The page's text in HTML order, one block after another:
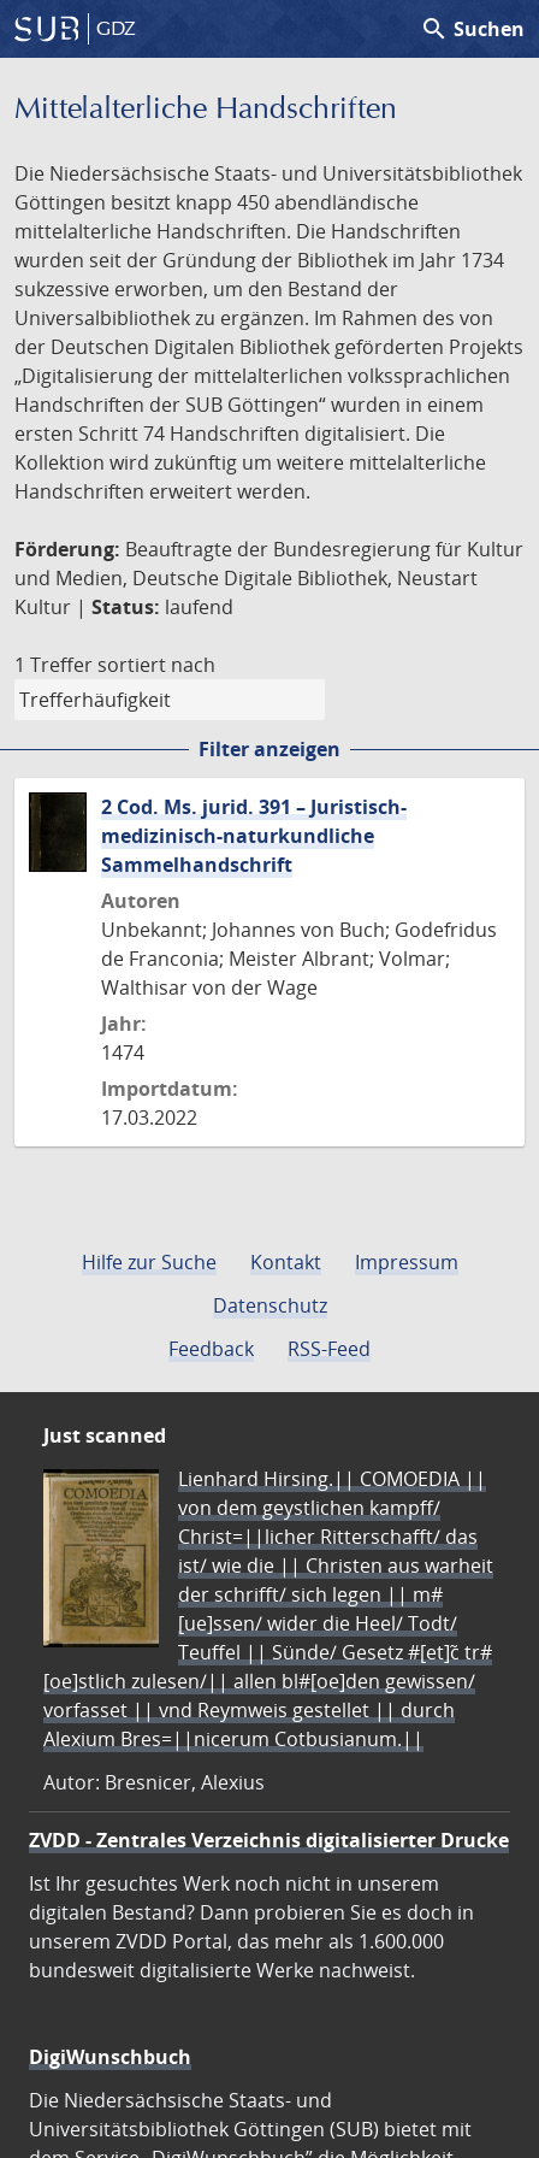
GDZ search Suchen
Mittelalterliche Handschriften
Die Niedersächsische Staats- und Universitätsbibliothek
Göttingen besitzt knapp 450 abendländische
mittelalterliche Handschriften. Die Handschriften
wurden seit der Gründung der Bibliothek im Jahr 1734
sukzessive erworben, um den Bestand der
Universalbibliothek zu ergänzen. Im Rahmen des von
der Deutschen Digitalen Bibliothek geförderten Projekts
„Digitalisierung der mittelalterlichen volkssprachlichen
Handschriften der SUB Göttingen“ wurden in einem
ersten Schritt 74 Handschriften digitalisiert. Die
Kollektion wird zukünftig um weitere mittelalterliche
Handschriften erweitert werden.
Förderung: Beauftragte der Bundesregierung für Kultur
und Medien, Deutsche Digitale Bibliothek, Neustart
Kultur | Status: laufend
1 Treffer sortiert nach
Filter anzeigen
2 Cod. Ms. jurid. 391 – Juristisch-
medizinisch-naturkundliche
Sammelhandschrift
Autoren
Unbekannt; Johannes von Buch; Godefridus
de Franconia; Meister Albrant; Volmar;
Walthisar von der Wage
Jahr:
1474
Importdatum:
17.03.2022
Hilfe zur Suche Kontakt
Impressum
Datenschutz
Feedback
RSS-Feed
Just scanned
Lienhard Hirsing.|| COMOEDIA ||
von dem geystlichen kampff/
Christ=||licher Ritterschafft/ das
ist/ wie die || Christen aus warheit
der schrifft/ sich legen || m#
[ue]ssen/ wider die Heel/ Todt/
Teuffel || Sünde/ Gesetz #[et]c̃ tr#
[oe]stlich zulesen/|| allen bl#[oe]den gewissen/
vorfasset || vnd Reymweis gestellet || durch
Alexium Bres=||nicerum Cotbusianum.||
Autor: Bresnicer, Alexius
ZVDD - Zentrales Verzeichnis digitalisierter Drucke
Ist Ihr gesuchtes Werk noch nicht in unserem
digitalen Bestand? Dann probieren Sie es doch in
unserem ZVDD Portal, das mehr als 1.600.000
bundesweit digitalisierte Werke nachweist.
DigiWunschbuch
Die Niedersächsische Staats- und
Universitätsbibliothek Göttingen (SUB) bietet mit